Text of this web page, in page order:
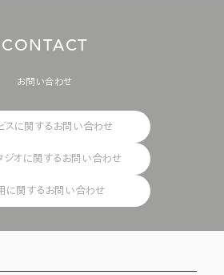
CONTACT
お問い合わせ
スに関するお問い合わせ
ジオに関するお問い合わせ
に関するお問い合わせ